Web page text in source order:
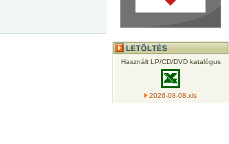
Használt LP/CD/DVD katalógus
2026-08-08.xls